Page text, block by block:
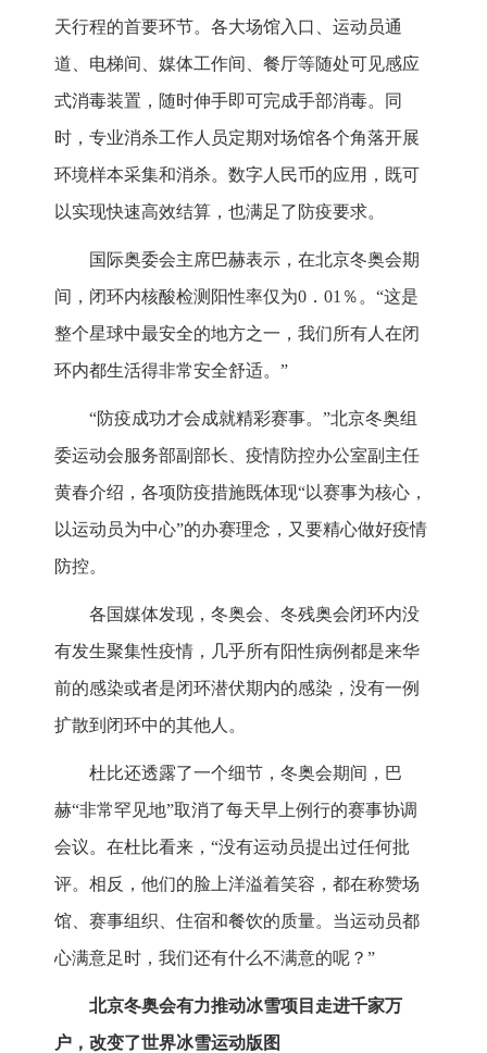
天行程的首要环节。各大场馆入口、运动员通
道、电梯间、媒体工作间、餐厅等随处可见感应
式消毒装置，随时伸手即可完成手部消毒。同
时，专业消杀工作人员定期对场馆各个角落开展
环境样本采集和消杀。数字人民币的应用，既可
以实现快速高效结算，也满足了防疫要求。
国际奥委会主席巴赫表示，在北京冬奥会期
间，闭环内核酸检测阳性率仅为0．01％。“这是
整个星球中最安全的地方之一，我们所有人在闭
环内都生活得非常安全舒适。”
“防疫成功才会成就精彩赛事。”北京冬奥组
委运动会服务部副部长、疫情防控办公室副主任
黄春介绍，各项防疫措施既体现“以赛事为核心，
以运动员为中心”的办赛理念，又要精心做好疫情
防控。
各国媒体发现，冬奥会、冬残奥会闭环内没
有发生聚集性疫情，几乎所有阳性病例都是来华
前的感染或者是闭环潜伏期内的感染，没有一例
扩散到闭环中的其他人。
杜比还透露了一个细节，冬奥会期间，巴
赫“非常罕见地”取消了每天早上例行的赛事协调
会议。在杜比看来，“没有运动员提出过任何批
评。相反，他们的脸上洋溢着笑容，都在称赞场
馆、赛事组织、住宿和餐饮的质量。当运动员都
心满意足时，我们还有什么不满意的呢？”
北京冬奥会有力推动冰雪项目走进千家万
户，改变了世界冰雪运动版图